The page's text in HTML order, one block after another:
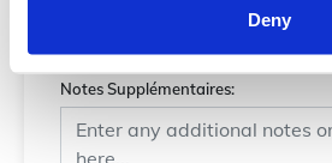
Deny
Notes Supplémentaires
Notes Supplémentaires: